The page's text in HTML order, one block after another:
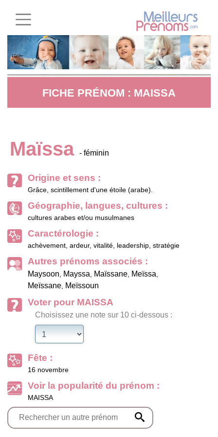
FICHE PRÉNOM : MAISSA
Maïssa - féminin
Origine et sens :
Grâce, scintillement d'une étoile (arabe).
Géographie, langues, cultures :
cultures arabes et/ou musulmanes
Caractérologie :
achèvement, ardeur, vitalité, leadership, stratégie
Autres prénoms associés :
Maysoon, Mayssa, Maïssane, Meïssa,
Meïssane, Meïssoun
Voter pour MAISSA
Choisissez une note sur 10 ci-dessous :
Fête :
16 novembre
Voir la popularité du prénom :
MAISSA